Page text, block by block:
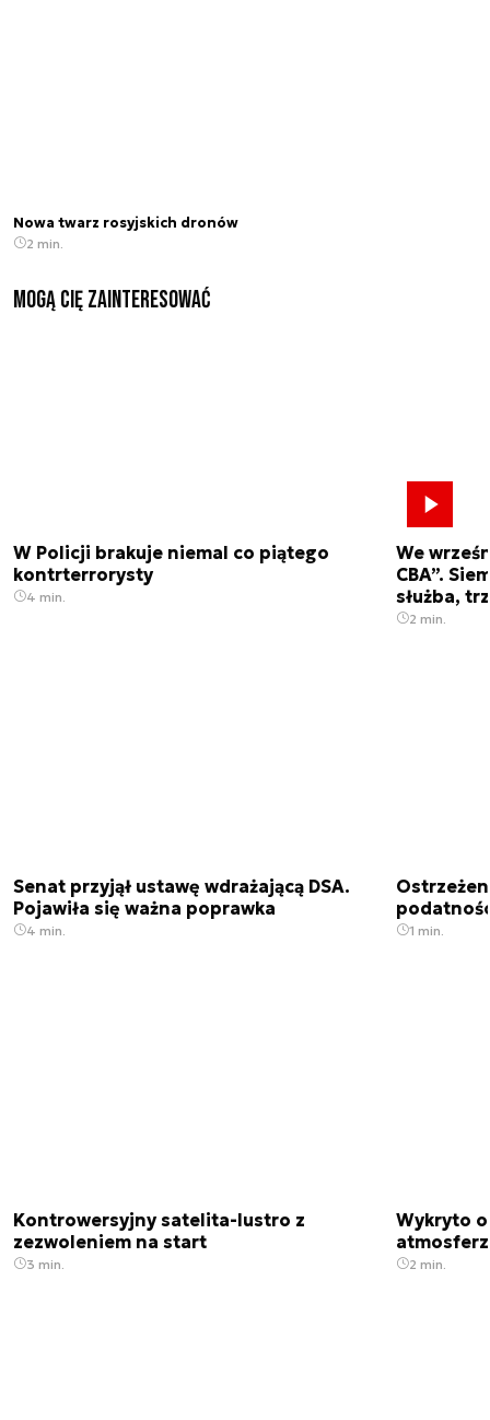
Nowa twarz rosyjskich dronów
2 min.
Mogą Cię zainteresować
W Policji brakuje niemal co piątego
kontrterrorysty
4 min.
We
CBA”.
służba,
2 min.
Senat przyjął ustawę wdrażającą DSA.
Pojawiła się ważna poprawka
4 min. 1 min.
Kontrowersyjny satelita-lustro z
zezwoleniem na start
3 min.
Wykryto
2 min.